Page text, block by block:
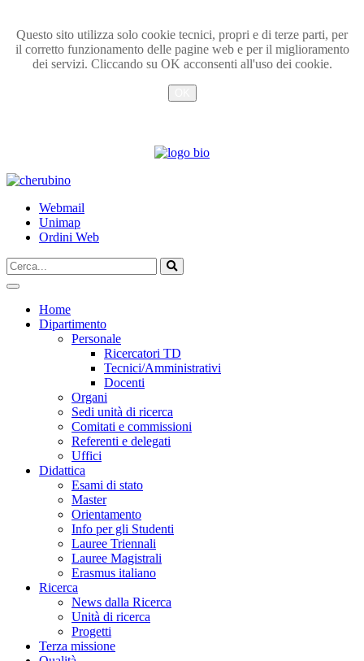
Questo sito utilizza solo cookie tecnici, propri e di terze parti, per
il corretto funzionamento delle pagine web e per il miglioramento
dei servizi. Cliccando su OK acconsenti all'uso dei cookie.
TPL_UNIPI_SKIP_TO_CONTENT
Webmail
Unimap
Ordini Web
Cerca...
Vai
Home
Dipartimento
Personale
Ricercatori TD
Tecnici/Amministrativi
Docenti
Organi
Sedi unità di ricerca
Comitati e commissioni
Referenti e delegati
Uffici
Didattica
Esami di stato
Master
Orientamento
Info per gli Studenti
Lauree Triennali
Lauree Magistrali
Erasmus italiano
Ricerca
News dalla Ricerca
Unità di ricerca
Progetti
Terza missione